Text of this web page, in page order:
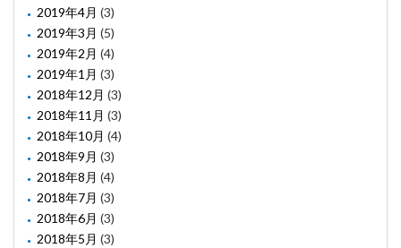
2019年4月 (3)
2019年3月 (5)
2019年2月 (4)
2019年1月 (3)
2018年12月 (3)
2018年11月 (3)
2018年10月 (4)
2018年9月 (3)
2018年8月 (4)
2018年7月 (3)
2018年6月 (3)
2018年5月 (3)